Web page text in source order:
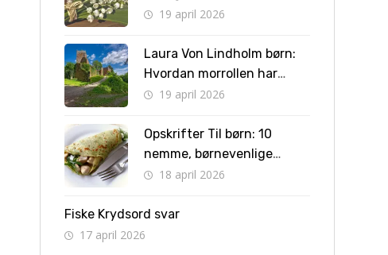
og vejen til bryllup
19 april 2026
Laura Von Lindholm børn:
Hvordan morrollen har
formet hendes liv
19 april 2026
Opskrifter Til børn: 10
nemme, børnevenlige
retter børn kan lave selv
18 april 2026
Fiske Krydsord svar
17 april 2026